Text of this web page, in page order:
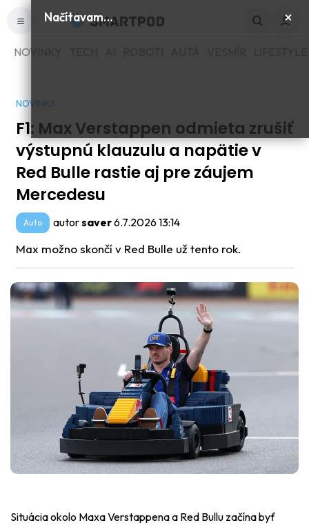
Načítavam… ×
NOVINKY
NOVINKA
F1: Max Verstappen odmieta zrušiť
výstupnú klauzulu a napätie v
Red Bulle rastie aj pre záujem
Mercedesu
Auto autorsaver6.7.2026 13:14
Max možno skončí v Red Bulle už tento rok.
Situácia okolo Maxa Verstappena a Red Bullu začína byť